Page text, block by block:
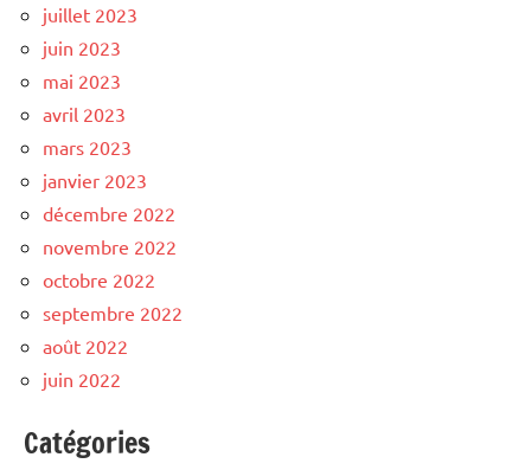
juillet 2023
juin 2023
mai 2023
avril 2023
mars 2023
janvier 2023
décembre 2022
novembre 2022
octobre 2022
septembre 2022
août 2022
juin 2022
Catégories